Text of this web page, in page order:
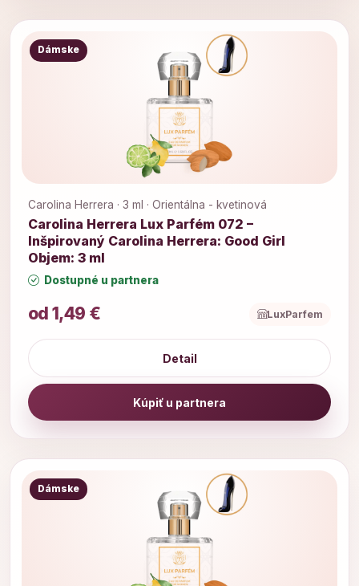
Dámske
Carolina Herrera · 3 ml · Orientálna - kvetinová
Carolina Herrera Lux Parfém 072 –
Inšpirovaný Carolina Herrera: Good Girl
Objem: 3 ml
Dostupné u partnera
od 1,49 € LuxParfem
Detail
Kúpiť u partnera
Dámske